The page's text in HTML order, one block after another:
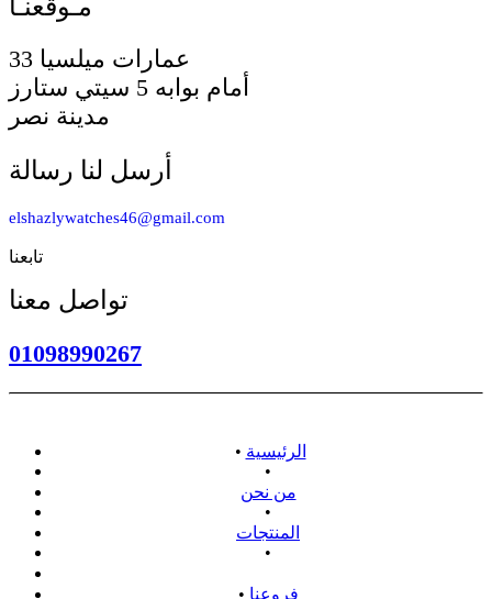
أمام بوابه 5 سيتي ستارز
مدينة نصر
أرسل لنا رسالة
elshazlywatches46@gmail.com
تابعنا
تواصل معنا
01098990267
• الرئيسية
•
من نحن
•
المنتجات
•
• فروعنا